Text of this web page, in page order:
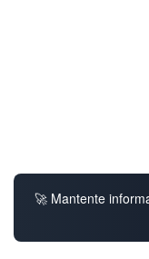
🚀 Mantente